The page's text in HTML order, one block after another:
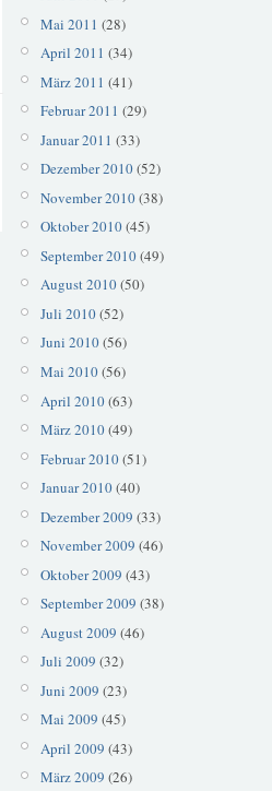
Mai 2011 (28)
April 2011 (34)
März 2011 (41)
Februar 2011 (29)
Januar 2011 (33)
Dezember 2010(52)
November 2010(38)
Oktober 2010(45)
September 2010(49)
August 2010(50)
Juli 2010(52)
Juni 2010(56)
Mai 2010(56)
April 2010(63)
März 2010(49)
Februar 2010(51)
Januar 2010(40)
Dezember 2009 (33)
November 2009 (46)
Oktober 2009 (43)
September 2009 (38)
August 2009 (46)
Juli 2009 (32)
Juni 2009 (23)
Mai 2009 (45)
April 2009 (43)
März 2009 (26)